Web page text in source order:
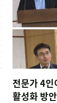
전문가 4인
활성화 방안